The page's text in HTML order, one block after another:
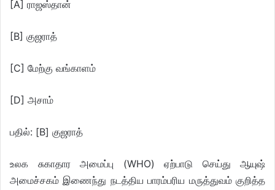
[A] ராஜஸ்தான்
[B] குஜராத்
[C] மேற்கு வங்காளம்
[D] அசாம்
பதில்: [B] குஜராத்
உலக சுகாதார அமைப்பு (WHO) ஏற்பாடு செய்து ஆயுஷ்
அமைச்சகம் இணைந்து நடத்திய பாரம்பரிய மருத்துவம் குறித்த